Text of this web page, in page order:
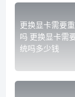
更换显卡需要
吗 更换显卡需
统吗多少钱